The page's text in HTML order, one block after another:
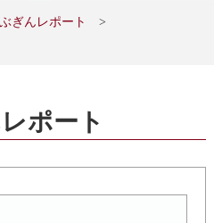
ぶぎんレポート
ポート